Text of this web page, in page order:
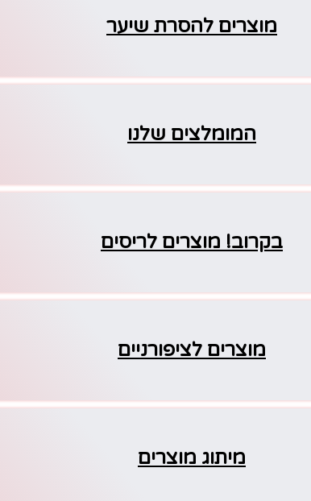
מוצרים להסרת שיער
המומלצים שלנו
בקרוב! מוצרים לריסים
מוצרים לציפורניים
מיתוג מוצרים